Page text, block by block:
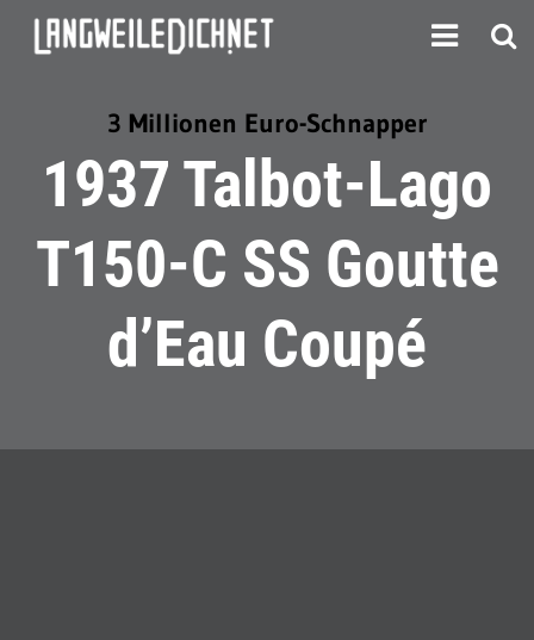
3 Millionen Euro-Schnapper
1937 Talbot-Lago
T150-C SS Goutte
d’Eau Coupé